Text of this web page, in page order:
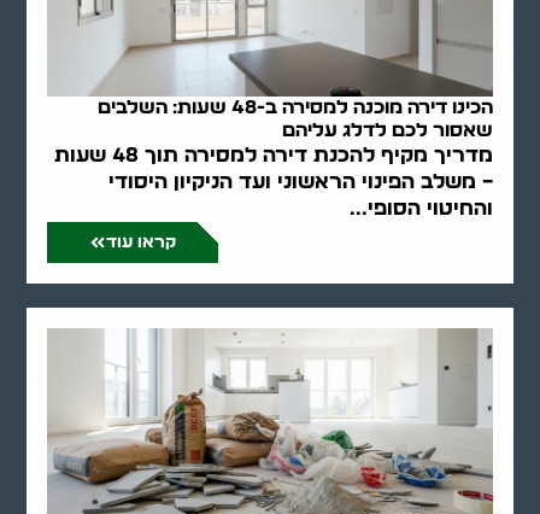
הכינו דירה מוכנה למסירה ב-48 שעות: השלבים
שאסור לכם לדלג עליהם
מדריך מקיף להכנת דירה למסירה תוך 48 שעות
– משלב הפינוי הראשוני ועד הניקיון היסודי
והחיטוי הסופי...
קראו עוד